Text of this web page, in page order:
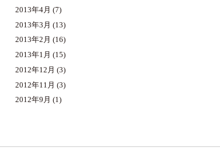
2013年4月 (7)
2013年3月 (13)
2013年2月 (16)
2013年1月 (15)
2012年12月 (3)
2012年11月 (3)
2012年9月 (1)